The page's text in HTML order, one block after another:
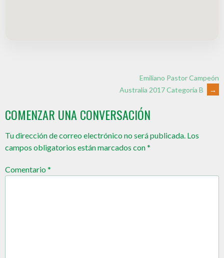
Emiliano Pastor Campeón
Australia 2017 Categoría B
→
COMENZAR UNA CONVERSACIÓN
Tu dirección de correo electrónico no será publicada. Los
campos obligatorios están marcados con*
Comentario*